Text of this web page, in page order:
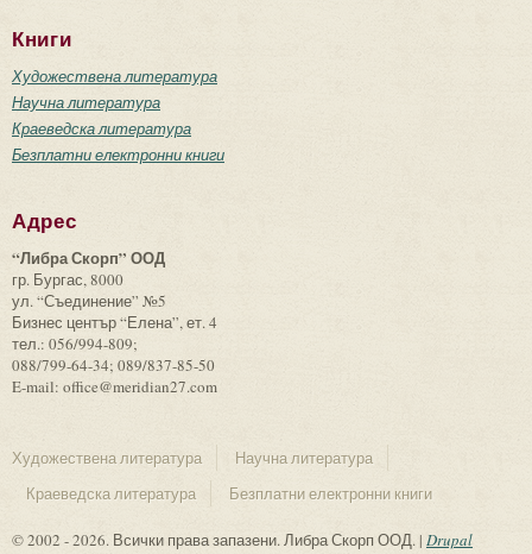
Книги
Художествена литература
Научна литература
Краеведска литература
Безплатни електронни книги
Адрес
“Либра Скорп” ООД
гр. Бургас, 8000
ул. “Съединение” №5
Бизнес център “Елена”, ет. 4
тел.: 056/994-809;
088/799-64-34; 089/837-85-50
E-mail: office@meridian27.com
Художествена литература
Научна литература
Краеведска литература
Безплатни електронни книги
© 2002 - 2026. Всички права запазени. Либра Скорп ООД. | Drupal